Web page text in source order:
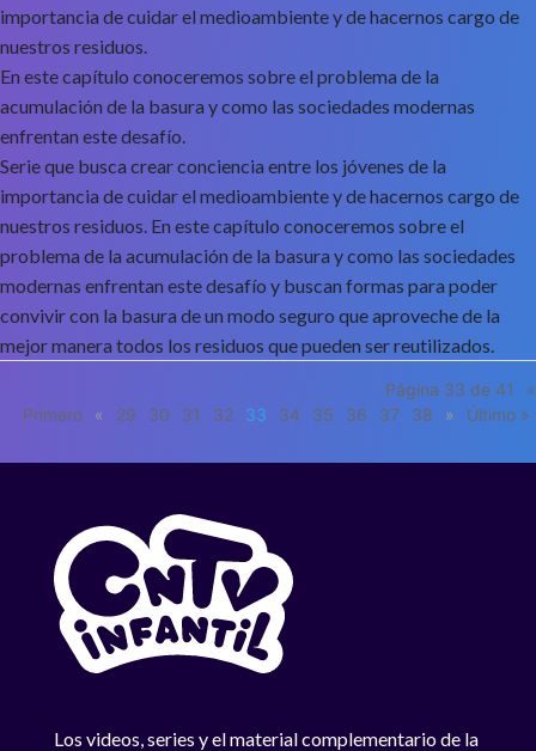
importancia de cuidar el medioambiente y de hacernos cargo de
nuestros residuos.
En este capítulo conoceremos sobre el problema de la
acumulación de la basura y como las sociedades modernas
enfrentan este desafío.
Serie que busca crear conciencia entre los jóvenes de la
importancia de cuidar el medioambiente y de hacernos cargo de
nuestros residuos. En este capítulo conoceremos sobre el
problema de la acumulación de la basura y como las sociedades
modernas enfrentan este desafío y buscan formas para poder
convivir con la basura de un modo seguro que aproveche de la
mejor manera todos los residuos que pueden ser reutilizados.
Página 33 de 41
«
Primero
« 29 30 31 32 33 34 35 36 37 38 » Último »
Los videos, series y el material complementario de la